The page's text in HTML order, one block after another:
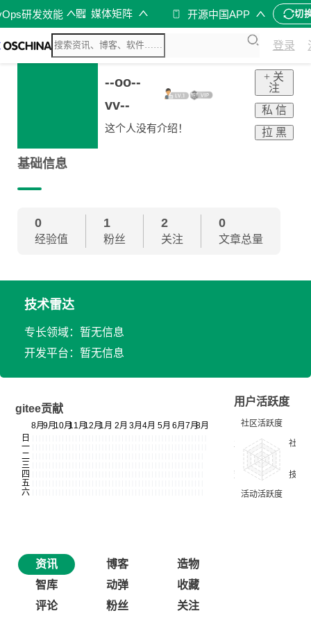
研发效能 媒体矩阵 开源中国APP 切
登录
--oo--
vv--
这个人没有介绍！
+ 关
注
私 信
拉 黑
基础信息
0
经验值
1
粉丝
2
关注
0
文章总量
技术雷达
专长领域：暂无信息
开发平台：暂无信息
gitee贡献
用户活跃度
资讯 博客
造物
智库
动弹
收藏
评论
粉丝 关注